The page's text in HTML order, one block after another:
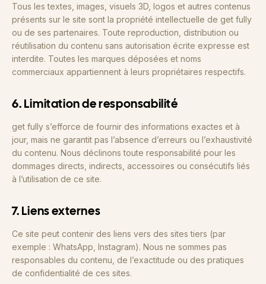
Tous les textes, images, visuels 3D, logos et autres contenus
présents sur le site sont la propriété intellectuelle de get fully
ou de ses partenaires. Toute reproduction, distribution ou
réutilisation du contenu sans autorisation écrite expresse est
interdite. Toutes les marques déposées et noms
commerciaux appartiennent à leurs propriétaires respectifs.
6. Limitation de responsabilité
get fully s’efforce de fournir des informations exactes et à
jour, mais ne garantit pas l’absence d’erreurs ou l’exhaustivité
du contenu. Nous déclinons toute responsabilité pour les
dommages directs, indirects, accessoires ou consécutifs liés
à l’utilisation de ce site.
7. Liens externes
Ce site peut contenir des liens vers des sites tiers (par
exemple : WhatsApp, Instagram). Nous ne sommes pas
responsables du contenu, de l’exactitude ou des pratiques
de confidentialité de ces sites.